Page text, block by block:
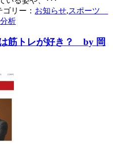
リー： お知らせ,スポーツ
析
筋トレが好き？ by 岡